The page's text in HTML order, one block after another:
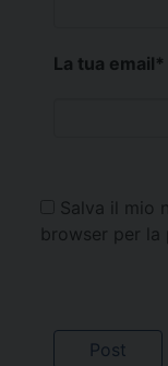
La tua email*
Salva il mio
browser per la